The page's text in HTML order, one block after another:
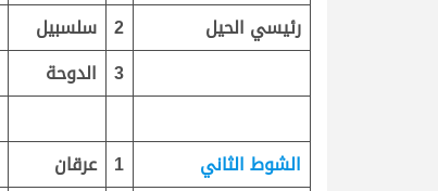
رئيسي الحيل
2 سلسبيل
3 الدوحة
الشوط الثاني 1 عرقان